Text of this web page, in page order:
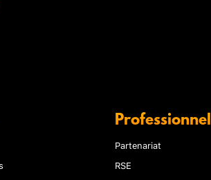
Professionnel
Partenariat
RSE